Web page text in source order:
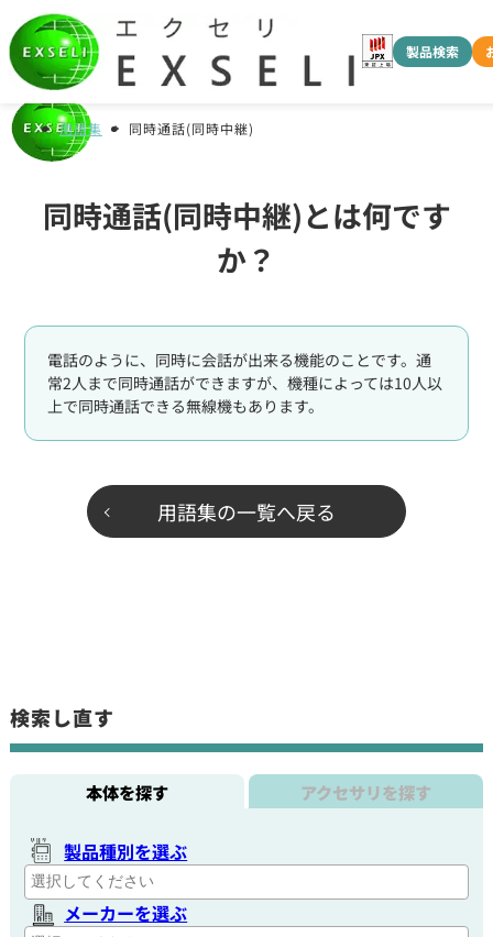
製品検索
用語集 同時通話(同時中継)
同時通話(同時中継)とは何です
か？
電話のように、同時に会話が出来る機能のことです。通
常2人まで同時通話ができますが、機種によっては10人以
上で同時通話できる無線機もあります。
用語集の一覧へ戻る
検索し直す
本体を探す アクセサリを探す
製品種別を選ぶ
メーカーを選ぶ